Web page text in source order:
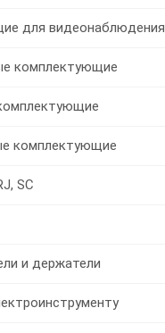
для видеонаблюдения
комплектующие
комплектующие
SC
и держатели